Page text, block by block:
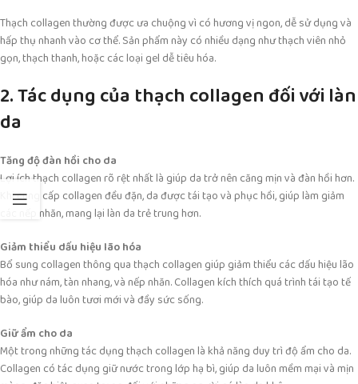
Thạch collagen thường được ưa chuộng vì có hương vị ngon, dễ sử dụng và
hấp thụ nhanh vào cơ thể. Sản phẩm này có nhiều dạng như thạch viên nhỏ
gọn, thạch thanh, hoặc các loại gel dễ tiêu hóa.
2. Tác dụng của thạch collagen đối với làn
da
Tăng độ đàn hồi cho da
Lợi ích thạch collagen rõ rệt nhất là giúp da trở nên căng mịn và đàn hồi hơn.
Khi cung cấp collagen đều đặn, da được tái tạo và phục hồi, giúp làm giảm
các nếp nhăn, mang lại làn da trẻ trung hơn.
Giảm thiểu dấu hiệu lão hóa
Bổ sung collagen thông qua thạch collagen giúp giảm thiểu các dấu hiệu lão
hóa như nám, tàn nhang, và nếp nhăn. Collagen kích thích quá trình tái tạo tế
bào, giúp da luôn tươi mới và đầy sức sống.
Giữ ẩm cho da
Một trong những tác dụng thạch collagen là khả năng duy trì độ ẩm cho da.
Collagen có tác dụng giữ nước trong lớp hạ bì, giúp da luôn mềm mại và mịn